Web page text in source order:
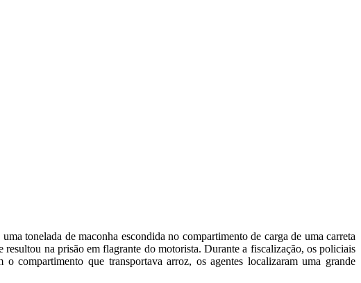
tonelada de maconha escondida no compartimento de carga de uma carreta
na prisão em flagrante do motorista. Durante a fiscalização, os policiais
compartimento que transportava arroz, os agentes localizaram uma grande